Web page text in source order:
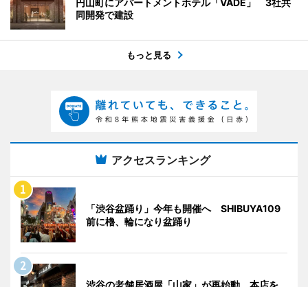
同開発で建設
もっと見る
アクセスランキング
「渋谷盆踊り」今年も開催へ SHIBUYA109
前に櫓、輪になり盆踊り
渋谷の老舗居酒屋「山家」が再始動 本店を